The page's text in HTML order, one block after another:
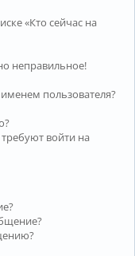
«Кто сейчас на
неправильное!
пользователя?
войти на